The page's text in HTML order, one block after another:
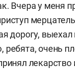
Вчера у меня
дорогу,
очень